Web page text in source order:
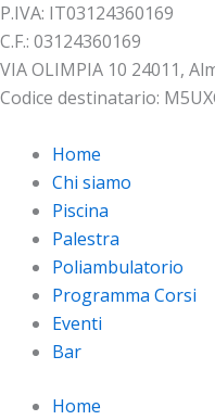
P.IVA: IT03124360169
C.F.: 03124360169
VIA OLIMPIA 10 24011,
Codice destinatario:
Home
Chi siamo
Piscina
Palestra
Poliambulatorio
Programma Corsi
Eventi
Bar
Home